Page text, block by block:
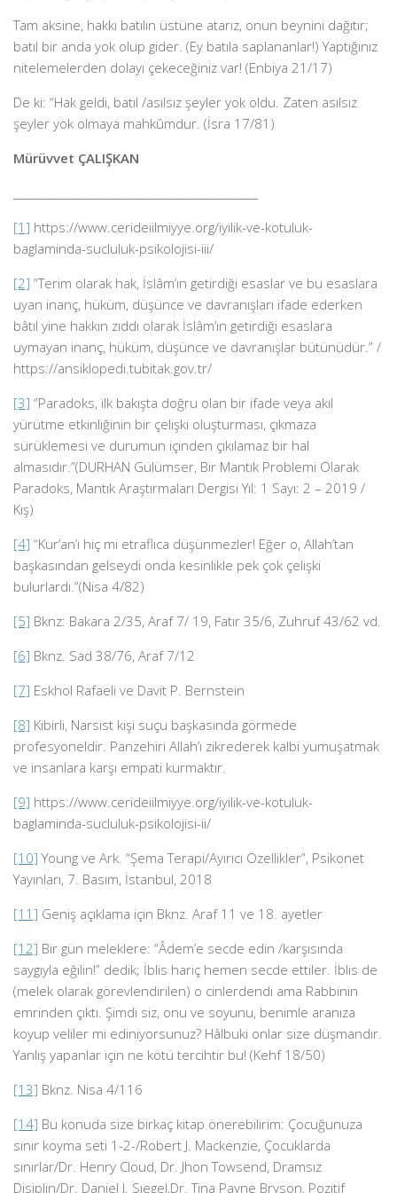
Tam aksine, hakkı batılın üstüne atarız, onun beynini dağıtır;
batıl bir anda yok olup gider. (Ey batıla saplananlar!) Yaptığınız
nitelemelerden dolayı çekeceğiniz var! (Enbiya 21/17)
De ki: “Hak geldi, batıl /asılsız şeyler yok oldu. Zaten asılsız
şeyler yok olmaya mahkûmdur. (İsra 17/81)
Mürüvvet ÇALIŞKAN
[1] https://www.cerideiilmiyye.org/iyilik-ve-kotuluk-
baglaminda-sucluluk-psikolojisi-iii/
[2] “Terim olarak hak, İslâm’ın getirdiği esaslar ve bu esaslara
uyan inanç, hüküm, düşünce ve davranışları ifade ederken
bâtıl yine hakkın zıddı olarak İslâm’ın getirdiği esaslara
uymayan inanç, hüküm, düşünce ve davranışlar bütünüdür.” /
https://ansiklopedi.tubitak.gov.tr/
[3] “Paradoks, ilk bakışta doğru olan bir ifade veya akıl
yürütme etkinliğinin bir çelişki oluşturması, çıkmaza
sürüklemesi ve durumun içinden çıkılamaz bir hal
almasıdır.”(DURHAN Gülümser, Bir Mantık Problemi Olarak
Paradoks, Mantık Araştırmaları Dergisi Yıl: 1 Sayı: 2 – 2019 /
Kış)
[4] “Kur’an’ı hiç mi etraflıca düşünmezler! Eğer o, Allah’tan
başkasından gelseydi onda kesinlikle pek çok çelişki
bulurlardı.”(Nisa 4/82)
[5] Bknz: Bakara 2/35, Araf 7/ 19, Fatır 35/6, Zuhruf 43/62 vd.
[6] Bknz. Sad 38/76, Araf 7/12
[7] Eskhol Rafaeli ve Davit P. Bernstein
[8] Kibirli, Narsist kişi suçu başkasında görmede
profesyoneldir. Panzehiri Allah’ı zikrederek kalbi yumuşatmak
ve insanlara karşı empati kurmaktır.
[9] https://www.cerideiilmiyye.org/iyilik-ve-kotuluk-
baglaminda-sucluluk-psikolojisi-ii/
[10] Young ve Ark. “Şema Terapi/Ayırıcı Özellikler”, Psikonet
Yayınları, 7. Basım, İstanbul, 2018
[11] Geniş açıklama için Bknz. Araf 11 ve 18. ayetler
[12] Bir gün meleklere: “Âdem’e secde edin /karşısında
saygıyla eğilin!” dedik; İblis hariç hemen secde ettiler. İblis de
(melek olarak görevlendirilen) o cinlerdendi ama Rabbinin
emrinden çıktı. Şimdi siz, onu ve soyunu, benimle aranıza
koyup veliler mi ediniyorsunuz? Hâlbuki onlar size düşmandır.
Yanlış yapanlar için ne kötü tercihtir bu! (Kehf 18/50)
[13] Bknz. Nisa 4/116
[14] Bu konuda size birkaç kitap önerebilirim: Çocuğunuza
sınır koyma seti 1-2-/Robert J. Mackenzie, Çocuklarda
sınırlar/Dr. Henry Cloud, Dr. Jhon Towsend, Dramsız
Disiplin/Dr. Daniel J. Sıegel,Dr. Tina Payne Bryson, Pozitif